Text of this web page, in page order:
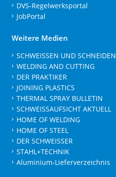
DVS-Regelwerksportal
JobPortal
Weitere Medien
SCHWEISSEN UND SCHNEIDEN
WELDING AND CUTTING
DER PRAKTIKER
JOINING PLASTICS
THERMAL SPRAY BULLETIN
SCHWEISSAUFSICHT AKTUELL
HOME OF WELDING
HOME OF STEEL
DER SCHWEISSER
STAHL+TECHNIK
Aluminium-Lieferverzeichnis